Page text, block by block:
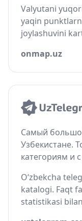
Valyutani
yaqin
joylashuvini
onmap.uz
Самый
Узбекистане.
категориям и
O‘zbekcha
katalogi. Faqt
statistikasi